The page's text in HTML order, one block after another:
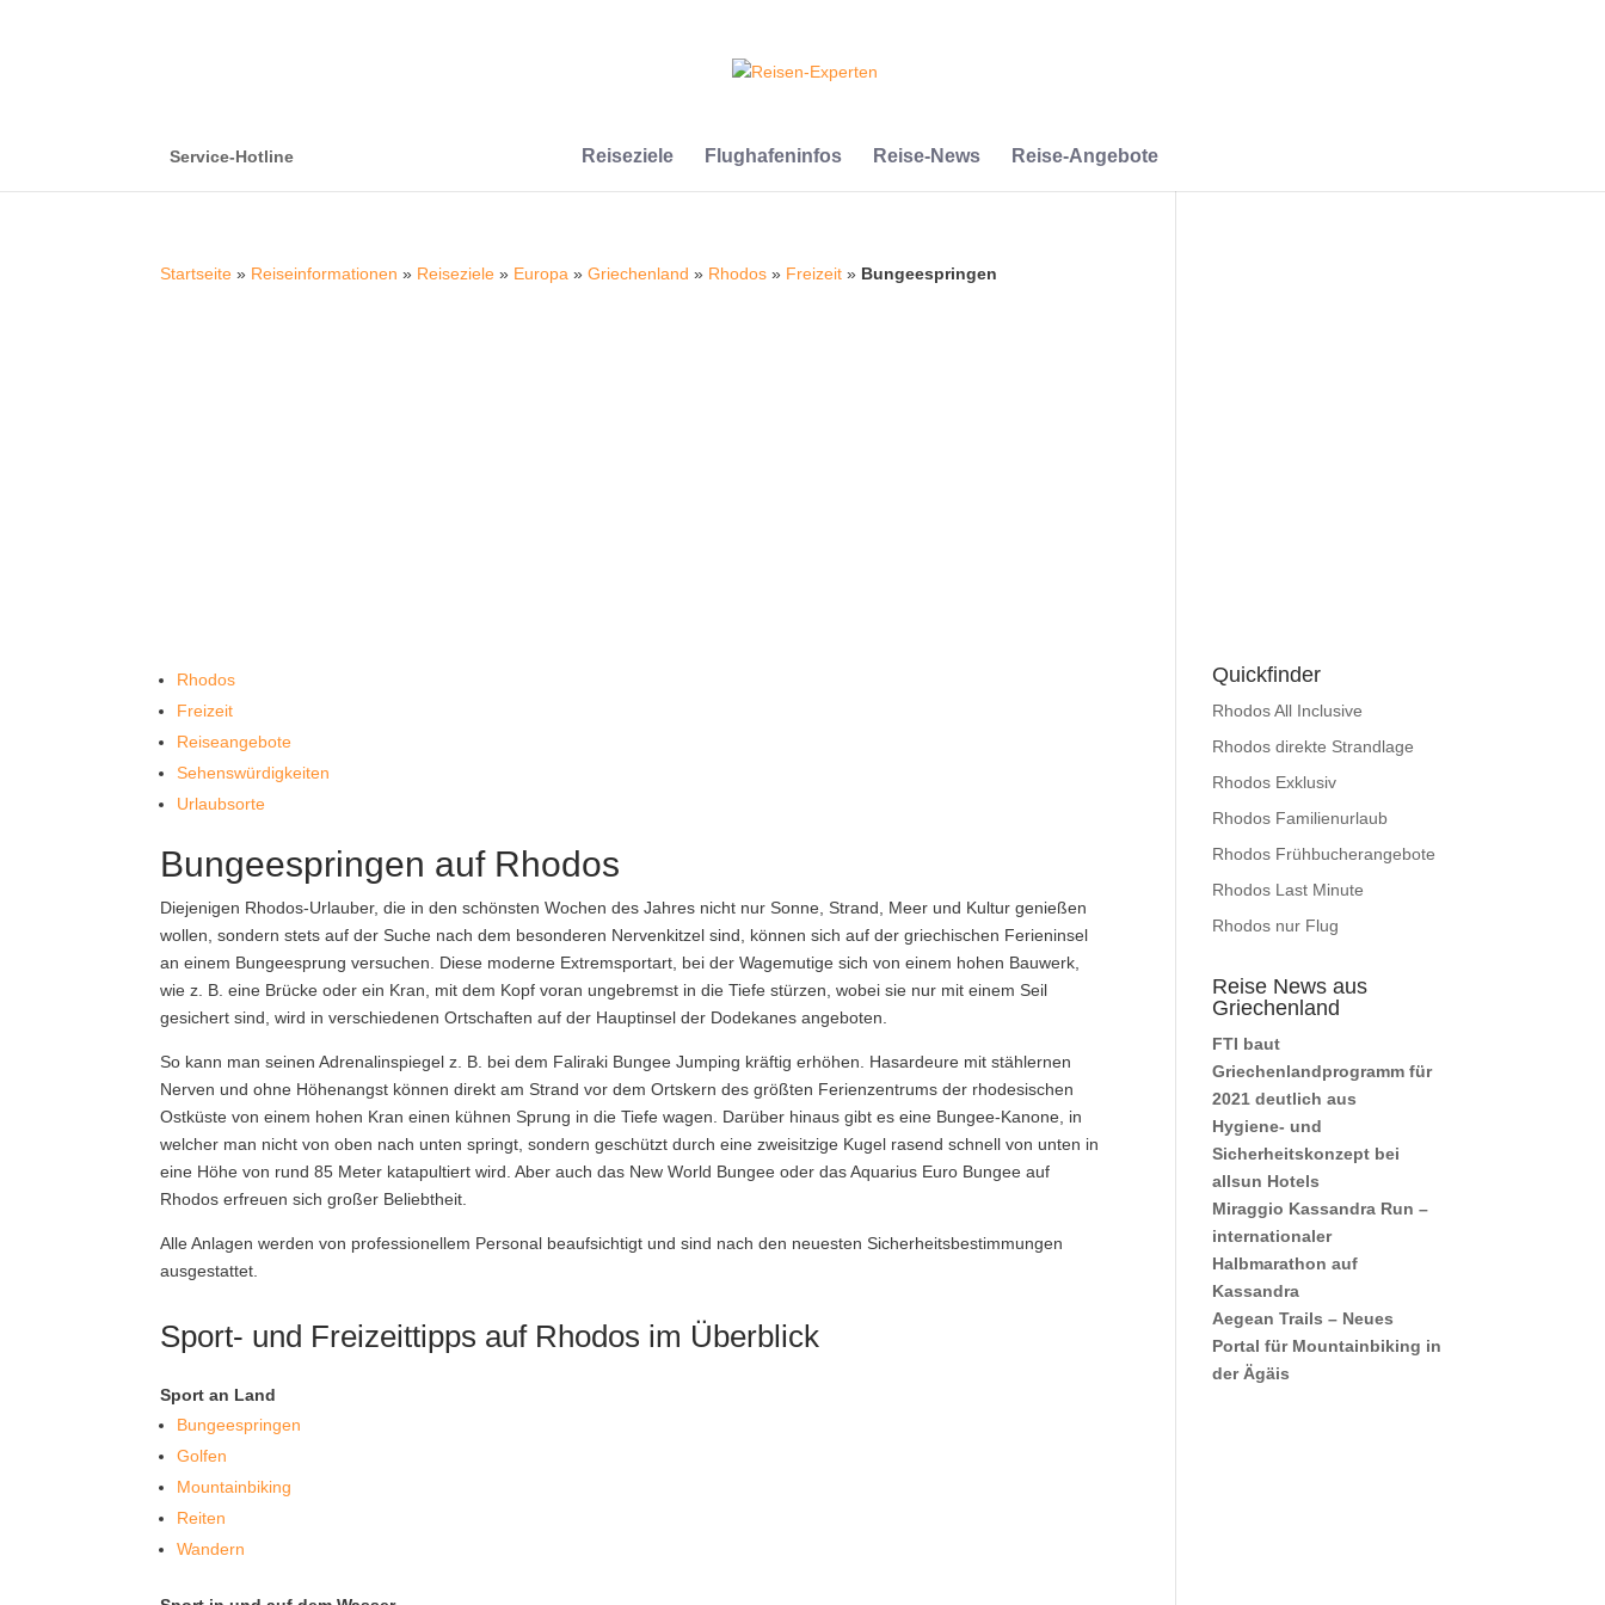
Service-Hotline Reiseziele Flughafeninfos Reise-News Reise-Angebote
Startseite » Reiseinformationen » Reiseziele » Europa »Griechenland » Rhodos » Freizeit » Bungeespringen
Rhodos
Freizeit
Reiseangebote
Sehenswürdigkeiten
Urlaubsorte
Bungeespringen auf Rhodos
Diejenigen Rhodos-Urlauber, die in den schönsten Wochen des Jahres nicht nur Sonne, Strand, Meer und Kultur genießen
wollen, sondern stets auf der Suche nach dem besonderen Nervenkitzel sind, können sich auf der griechischen Ferieninsel
an einem Bungeesprung versuchen. Diese moderne Extremsportart, bei der Wagemutige sich von einem hohen Bauwerk,
wie z. B. eine Brücke oder ein Kran, mit dem Kopf voran ungebremst in die Tiefe stürzen, wobei sie nur mit einem Seil
gesichert sind, wird in verschiedenen Ortschaften auf der Hauptinsel der Dodekanes angeboten.
So kann man seinen Adrenalinspiegel z. B. bei dem Faliraki Bungee Jumping kräftig erhöhen. Hasardeure mit stählernen
Nerven und ohne Höhenangst können direkt am Strand vor dem Ortskern des größten Ferienzentrums der rhodesischen
Ostküste von einem hohen Kran einen kühnen Sprung in die Tiefe wagen. Darüber hinaus gibt es eine Bungee-Kanone, in
welcher man nicht von oben nach unten springt, sondern geschützt durch eine zweisitzige Kugel rasend schnell von unten in
eine Höhe von rund 85 Meter katapultiert wird. Aber auch das New World Bungee oder das Aquarius Euro Bungee auf
Rhodos erfreuen sich großer Beliebtheit.
Alle Anlagen werden von professionellem Personal beaufsichtigt und sind nach den neuesten Sicherheitsbestimmungen
ausgestattet.
Sport- und Freizeittipps auf Rhodos im Überblick
Sport an Land
Bungeespringen
Golfen
Mountainbiking
Reiten
Wandern
Quickfinder
Rhodos All Inclusive
Rhodos direkte Strandlage
Rhodos Exklusiv
Rhodos Familienurlaub
Rhodos Frühbucherangebote
Rhodos Last Minute
Rhodos nur Flug
Reise News aus
Griechenland
FTI baut
Griechenlandprogramm für
2021 deutlich aus
Hygiene- und
Sicherheitskonzept bei
allsun Hotels
Miraggio Kassandra Run –
internationaler
Halbmarathon auf
Kassandra
Aegean Trails – Neues
Portal für Mountainbiking in
der Ägäis